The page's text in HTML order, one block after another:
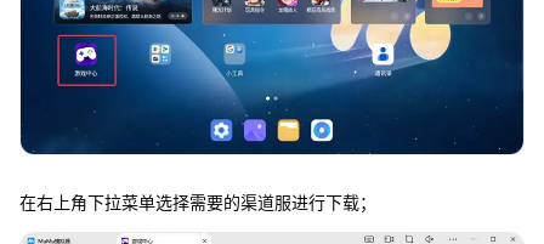
在右上角下拉菜单选择需要的渠道服进行下载；